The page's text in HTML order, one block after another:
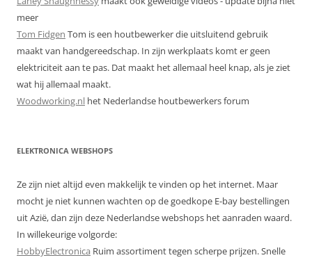
meer
Tom Fidgen Tom is een houtbewerker die uitsluitend gebruik
maakt van handgereedschap. In zijn werkplaats komt er geen
elektriciteit aan te pas. Dat maakt het allemaal heel knap, als je ziet
wat hij allemaal maakt.
Woodworking.nl het Nederlandse houtbewerkers forum
ELEKTRONICA WEBSHOPS
Ze zijn niet altijd even makkelijk te vinden op het internet. Maar
mocht je niet kunnen wachten op de goedkope E-bay bestellingen
uit Azië, dan zijn deze Nederlandse webshops het aanraden waard.
In willekeurige volgorde:
HobbyElectronica Ruim assortiment tegen scherpe prijzen. Snelle